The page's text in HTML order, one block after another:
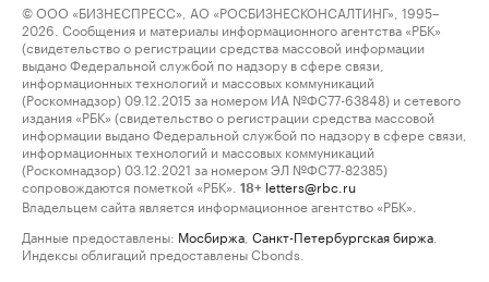
© ООО «БИЗНЕСПРЕСС», АО «РОСБИЗНЕСКОНСАЛТИНГ», 1995–
2026. Сообщения и материалы информационного агентства «РБК»
(свидетельство о регистрации средства массовой информации
выдано Федеральной службой по надзору в сфере связи,
информационных технологий и массовых коммуникаций
(Роскомнадзор) 09.12.2015 за номером ИА №ФС77-63848) и сетевого
издания «РБК» (свидетельство о регистрации средства массовой
информации выдано Федеральной службой по надзору в сфере связи,
информационных технологий и массовых коммуникаций
(Роскомнадзор) 03.12.2021 за номером ЭЛ №ФС77-82385)
сопровождаются пометкой «РБК».
18+ letters@rbc.ru
Владельцем сайта является информационное агентство «РБК».
Данные предоставлены: Мосбиржа Санкт-Петербургская биржа
Индексы облигаций предоставлены Cbonds.